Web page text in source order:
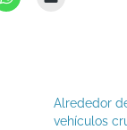
Alrededor
vehículos